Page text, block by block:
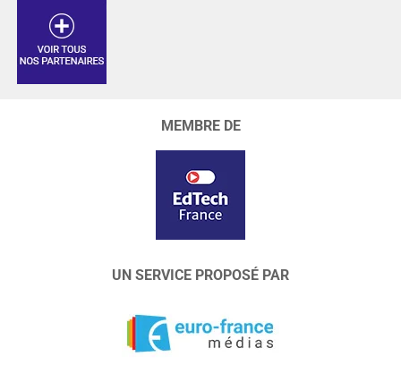
MEMBRE DE
UN SERVICE PROPOSÉ PAR